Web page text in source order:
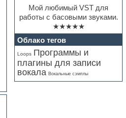
Мой любимый VST для
работы с басовыми звуками.
★★★★★
Облако тегов
Loops Программы и
плагины для записи
вокала Вокальные сэмплы